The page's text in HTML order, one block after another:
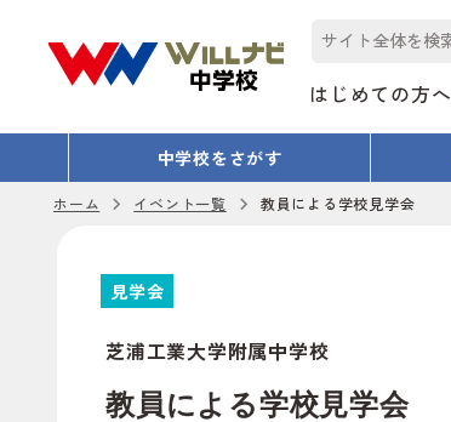
はじめての方へ
中学校をさがす
ホーム イベント一覧 教員による学校見学会
教員による学校見学会
芝浦工業大学附属中学校
見学会